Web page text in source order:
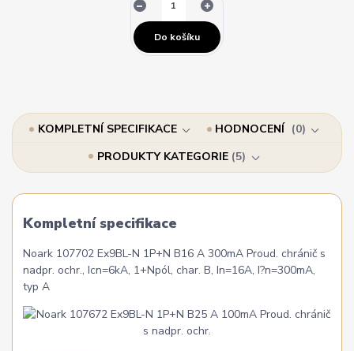
Do košíku
KOMPLETNÍ SPECIFIKACE HODNOCENÍ
0
PRODUKTY KATEGORIE 5
Kompletní specifikace
Noark 107702 Ex9BL-N 1P+N B16 A 300mA Proud. chránič s
nadpr. ochr., Icn=6kA, 1+Npól, char. B, In=16A, I?n=300mA,
typ A